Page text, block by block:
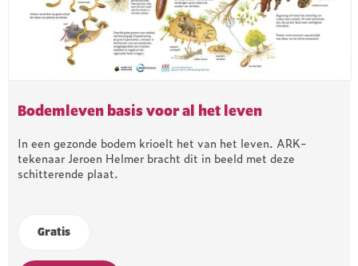
Bodemleven basis voor al het leven
In een gezonde bodem krioelt het van het leven. ARK-
tekenaar Jeroen Helmer bracht dit in beeld met deze
schitterende plaat.
Gratis